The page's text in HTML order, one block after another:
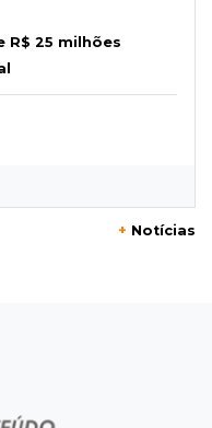
25 milhões
por dois dias e
na loja do pai
+ Notícias